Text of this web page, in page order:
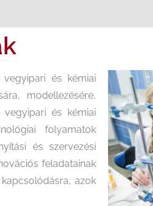
és kémiai
modellezésére,
vegyipari és kémiai
folyamatok
és szervezési
feladatainak
azok